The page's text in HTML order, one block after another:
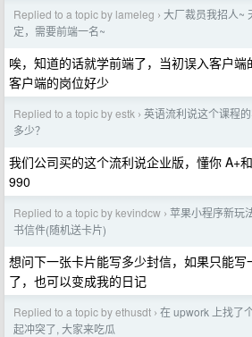
Replied to a topic by lameleg › 大厂裁员我招人~
定，需要前端一名~
唉，知道的话就学前端了，当初误入客户
客户端的岗位好少
Replied to a topic by estk › 英语流利说这个课程
多少？
我们公司买的这个流利说企业版，懂你 A+
990
Replied to a topic by kevindcw › 苹果小程序新玩
书信件(随机送卡片)
想问下一张卡片能写多少封信，如果只能
了，也可以变成我的日记
Replied to a topic by ethusdt › 在 upwork 上找了
起冲突了, 大家来吃瓜